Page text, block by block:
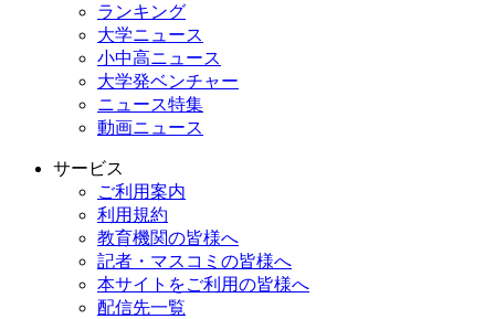
ランキング
大学ニュース
小中高ニュース
大学発ベンチャー
ニュース特集
動画ニュース
サービス
ご利用案内
利用規約
教育機関の皆様へ
記者・マスコミの皆様へ
本サイトをご利用の皆様へ
配信先一覧